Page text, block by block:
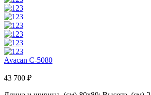
Avacan C-5080
43 700 ₽